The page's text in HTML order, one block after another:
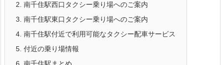
2. 南千住駅西口タクシー乗り場へのご案内
3. 南千住駅東口タクシー乗り場へのご案内
4. 南千住駅付近で利用可能なタクシー配車サービス
5. 付近の乗り場情報